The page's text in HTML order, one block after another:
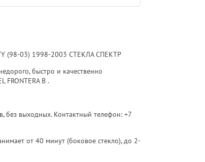
(98-03) 1998-2003 СТЕКЛА СПЕКТР
быстро и качественно
FRONTERA B .
без выходных. Контактный телефон:+7
от 40 минут (боковое стекло), до 2-